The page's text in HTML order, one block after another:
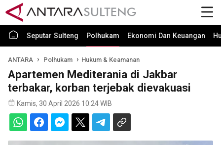
Seputar Sulteng Polhukam Ekonomi Dan Keuangan
ANTARA Polhukam Hukum & Keamanan
Apartemen Mediterania di Jakbar
terbakar, korban terjebak dievakuasi
Kamis, 30 April 2026 10:24 WIB